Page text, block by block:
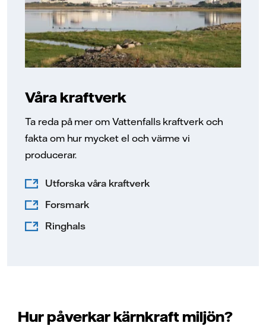
Våra kraftverk
Ta reda på mer om Vattenfalls kraftverk och
fakta om hur mycket el och värme vi
producerar.
Utforska våra kraftverk
Forsmark
Ringhals
Hur påverkar kärnkraft miljön?